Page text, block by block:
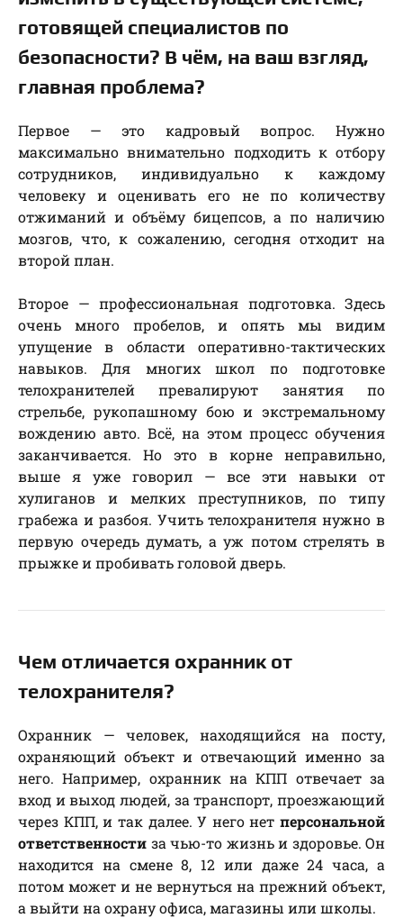
готовящей специалистов по
безопасности? В чём, на ваш взгляд,
главная проблема?
Первое — это кадровый вопрос. Нужно
максимально внимательно подходить к отбору
сотрудников, индивидуально к каждому
человеку и оценивать его не по количеству
отжиманий и объёму бицепсов, а по наличию
мозгов, что, к сожалению, сегодня отходит на
второй план.
Второе — профессиональная подготовка. Здесь
очень много пробелов, и опять мы видим
упущение в области оперативно-тактических
навыков. Для многих школ по подготовке
телохранителей превалируют занятия по
стрельбе, рукопашному бою и экстремальному
вождению авто. Всё, на этом процесс обучения
заканчивается. Но это в корне неправильно,
выше я уже говорил — все эти навыки от
хулиганов и мелких преступников, по типу
грабежа и разбоя. Учить телохранителя нужно в
первую очередь думать, а уж потом стрелять в
прыжке и пробивать головой дверь.
Чем отличается охранник от
телохранителя?
Охранник — человек, находящийся на посту,
охраняющий объект и отвечающий именно за
него. Например, охранник на КПП отвечает за
вход и выход людей, за транспорт, проезжающий
через КПП, и так далее. У него нет персональной
ответственности за чью-то жизнь и здоровье. Он
находится на смене 8, 12 или даже 24 часа, а
потом может и не вернуться на прежний объект,
а выйти на охрану офиса, магазины или школы.